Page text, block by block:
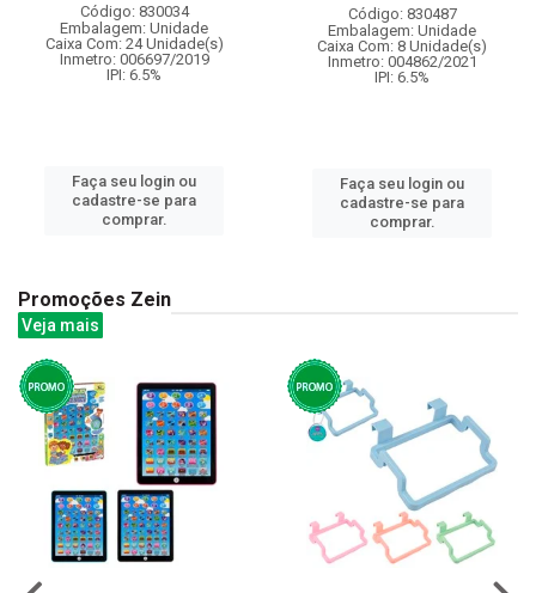
Código: 830034
Embalagem: Unidade
Caixa Com: 24 Unidade(s)
Inmetro: 006697/2019
IPI: 6.5%
Faça seu login ou
cadastre-se para
comprar.
Código: 830487
Embalagem: Unidade
Caixa Com: 8 Unidade(s)
Inmetro: 004862/2021
IPI: 6.5%
Faça seu login ou
cadastre-se para
comprar.
Promoções Zein
Veja mais